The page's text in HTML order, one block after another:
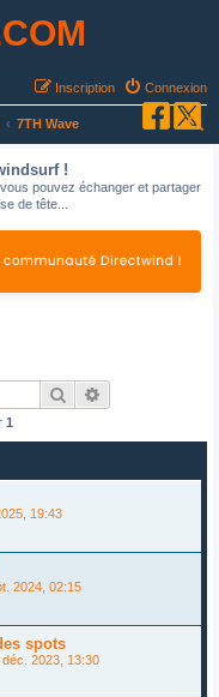
Connexion
Inscription
7TH Wave
!
pouvez échanger et partager
de tête...
Rechercher
1
19:43
2024, 02:15
spots
déc. 2023, 13:30